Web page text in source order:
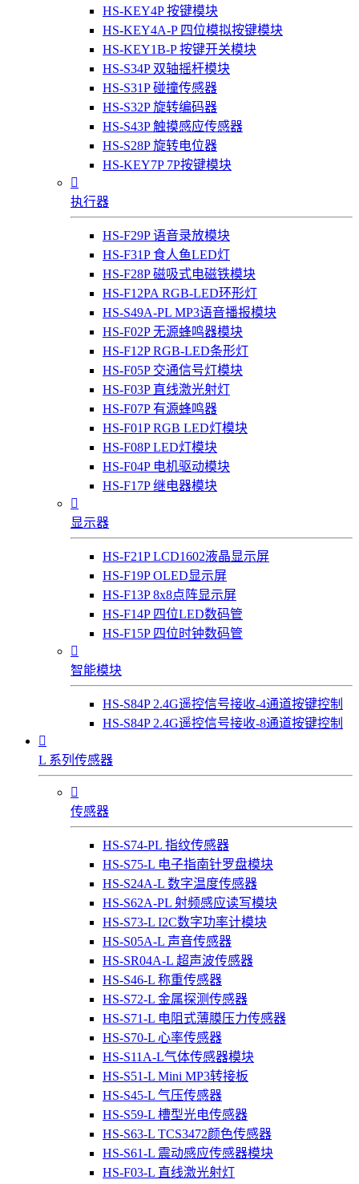
HS-KEY4P 按键模块
HS-KEY4A-P 四位模拟按键模块
HS-KEY1B-P 按键开关模块
HS-S34P 双轴摇杆模块
HS-S31P 碰撞传感器
HS-S32P 旋转编码器
HS-S43P 触摸感应传感器
HS-S28P 旋转电位器
HS-KEY7P 7P按键模块

执行器
HS-F29P 语音录放模块
HS-F31P 食人鱼LED灯
HS-F28P 磁吸式电磁铁模块
HS-F12PA RGB-LED环形灯
HS-S49A-PL MP3语音播报模块
HS-F02P 无源蜂鸣器模块
HS-F12P RGB-LED条形灯
HS-F05P 交通信号灯模块
HS-F03P 直线激光射灯
HS-F07P 有源蜂鸣器
HS-F01P RGB LED灯模块
HS-F08P LED灯模块
HS-F04P 电机驱动模块
HS-F17P 继电器模块

显示器
HS-F21P LCD1602液晶显示屏
HS-F19P OLED显示屏
HS-F13P 8x8点阵显示屏
HS-F14P 四位LED数码管
HS-F15P 四位时钟数码管

智能模块
HS-S84P 2.4G遥控信号接收-4通道按键控制
HS-S84P 2.4G遥控信号接收-8通道按键控制

L 系列传感器

传感器
HS-S74-PL 指纹传感器
HS-S75-L 电子指南针罗盘模块
HS-S24A-L 数字温度传感器
HS-S62A-PL 射频感应读写模块
HS-S73-L I2C数字功率计模块
HS-S05A-L 声音传感器
HS-SR04A-L 超声波传感器
HS-S46-L 称重传感器
HS-S72-L 金属探测传感器
HS-S71-L 电阻式薄膜压力传感器
HS-S70-L 心率传感器
HS-S11A-L气体传感器模块
HS-S51-L Mini MP3转接板
HS-S45-L 气压传感器
HS-S59-L 槽型光电传感器
HS-S63-L TCS3472颜色传感器
HS-S61-L 震动感应传感器模块
HS-F03-L 直线激光射灯